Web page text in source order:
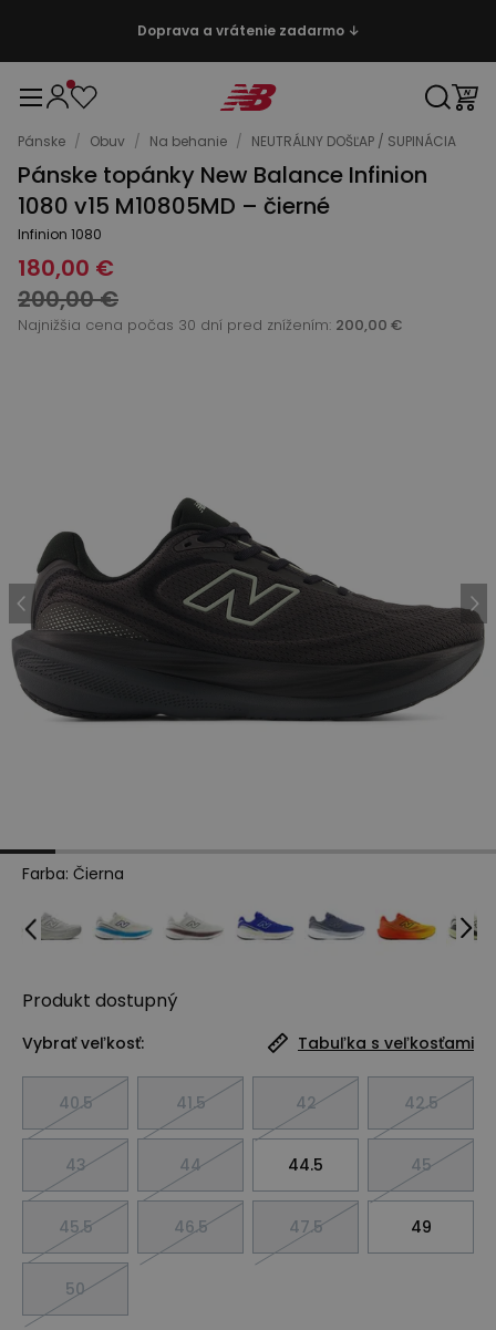
Doprava a vrátenie zadarmo ↓
Pánske / Obuv / Na behanie / NEUTRÁLNY DOŠĽAP / SUPINÁCIA
Pánske topánky New Balance Infinion
1080 v15 M10805MD – čierné
Infinion 1080
180,00 €
200,00 €
Najnižšia cena počas 30 dní pred znížením: 200,00 €
Farba: Čierna
Produkt dostupný
Vybrať veľkosť: Tabuľka s veľkosťami
40.5 41.5 42 42.5
43 44 44.5 45
45.5 46.5 47.5 49
50